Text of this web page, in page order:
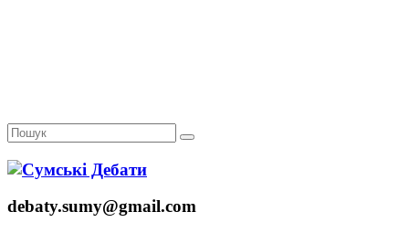
debaty.sumy@gmail.com